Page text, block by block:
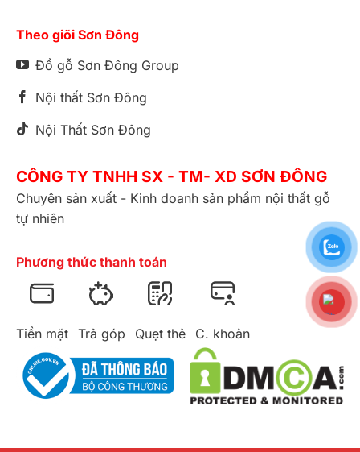
Theo giõi Sơn Đông
Đồ gỗ Sơn Đông Group
Nội thất Sơn Đông
Nội Thất Sơn Đông
CÔNG TY TNHH SX - TM- XD SƠN ĐÔNG
Chuyên sản xuất - Kinh doanh sản phẩm nội thất gỗ
tự nhiên
Phương thức thanh toán
Tiền mặt Trả góp Quẹt thẻ C. khoản